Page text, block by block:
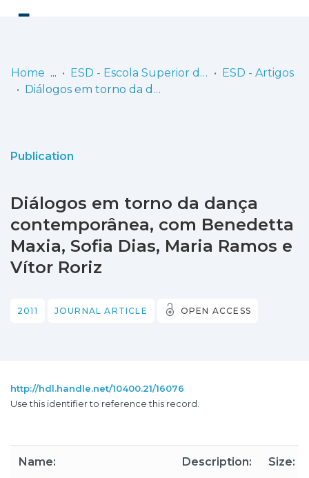
Statistics
Home ESD - Escola Superior de Dança
ESD - Artigos
Diálogos em torno da dança contemporânea, com Benedetta Maxia, Sofia Dias, Maria Ramos e Vítor Roriz
Publication
Diálogos em torno da dança
contemporânea, com Benedetta
Maxia, Sofia Dias, Maria Ramos e
Vítor Roriz
2011 JOURNAL ARTICLE OPEN ACCESS
http://hdl.handle.net/10400.21/16076
Use this identifier to reference this record.
Name: Description: Size: